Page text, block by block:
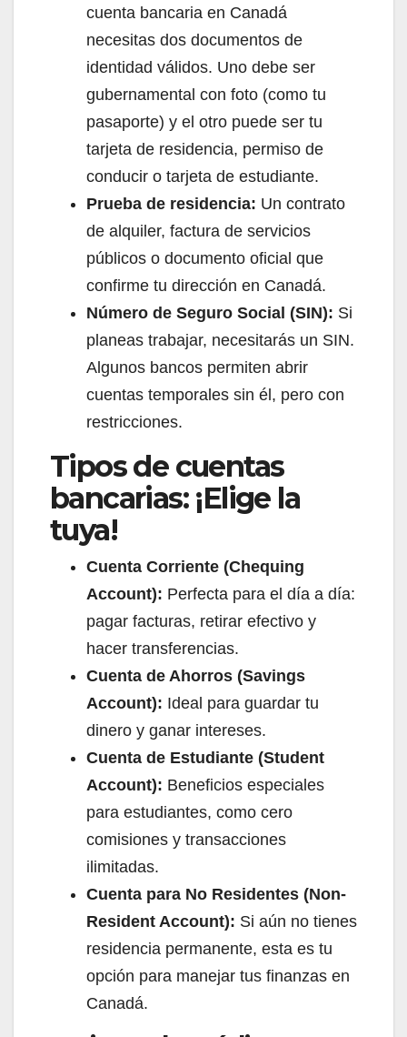
cuenta bancaria en Canadá
necesitas dos documentos de
identidad válidos. Uno debe ser
gubernamental con foto (como tu
pasaporte) y el otro puede ser tu
tarjeta de residencia, permiso de
conducir o tarjeta de estudiante.
Prueba de residencia: Un contrato
de alquiler, factura de servicios
públicos o documento oficial que
confirme tu dirección en Canadá.
Número de Seguro Social (SIN): Si
planeas trabajar, necesitarás un SIN.
Algunos bancos permiten abrir
cuentas temporales sin él, pero con
restricciones.
Tipos de cuentas
bancarias: ¡Elige la
tuya!
Cuenta Corriente (Chequing
Account): Perfecta para el día a día:
pagar facturas, retirar efectivo y
hacer transferencias.
Cuenta de Ahorros (Savings
Account): Ideal para guardar tu
dinero y ganar intereses.
Cuenta de Estudiante (Student
Account): Beneficios especiales
para estudiantes, como cero
comisiones y transacciones
ilimitadas.
Cuenta para No Residentes (Non-
Resident Account): Si aún no tienes
residencia permanente, esta es tu
opción para manejar tus finanzas en
Canadá.